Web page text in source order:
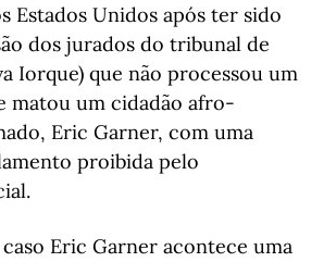
Estados Unidos após ter sido
dos jurados do tribunal de
Iorque) que não processou um
matou um cidadão afro-
Eric Garner, com uma
proibida pelo
Eric Garner acontece uma